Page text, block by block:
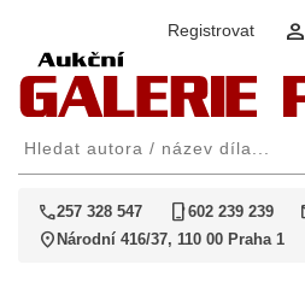
Registrovat person
call257 328 547 phone_iphone602 239 239
location_on Národní 416/37, 110 00 Praha 1